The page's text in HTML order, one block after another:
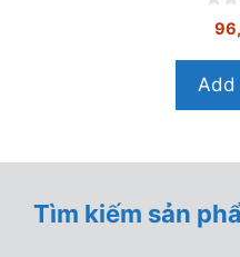
à
5
Tìm kiếm sản